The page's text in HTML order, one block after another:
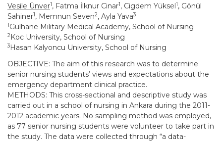
Vesile Ünver1, Fatma İlknur Cinar1, Cigdem Yüksel1, Gönül
Sahiner1, Memnun Seven2, Ayla Yava3
1Gulhane Military Medical Academy, School of Nursing
2Koc University, School of Nursing
3Hasan Kalyoncu University, School of Nursing
OBJECTIVE: The aim of this research was to determine
senior nursing students’ views and expectations about the
emergency department clinical practice.
METHODS: This cross-sectional and descriptive study was
carried out in a school of nursing in Ankara during the 2011-
2012 academic years. No sampling method was employed,
as 77 senior nursing students were volunteer to take part in
the study. The data were collected through “a data-